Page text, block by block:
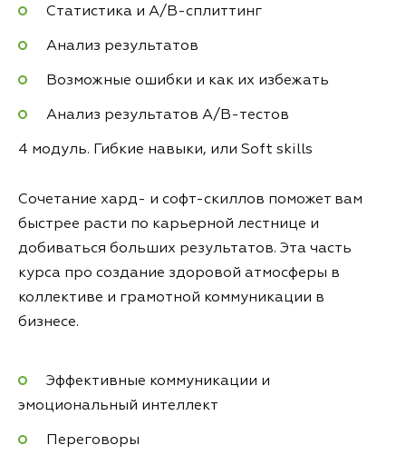
Статистика и А/B-сплиттинг
Анализ результатов
Возможные ошибки и как их избежать
Анализ результатов А/B-тестов
4 модуль. Гибкие навыки, или Soft skills
Сочетание хард- и софт-скиллов поможет вам
быстрее расти по карьерной лестнице и
добиваться больших результатов. Эта часть
курса про создание здоровой атмосферы в
коллективе и грамотной коммуникации в
бизнесе.
Эффективные коммуникации и
эмоциональный интеллект
Переговоры